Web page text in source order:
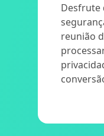
Desfrute
reunião